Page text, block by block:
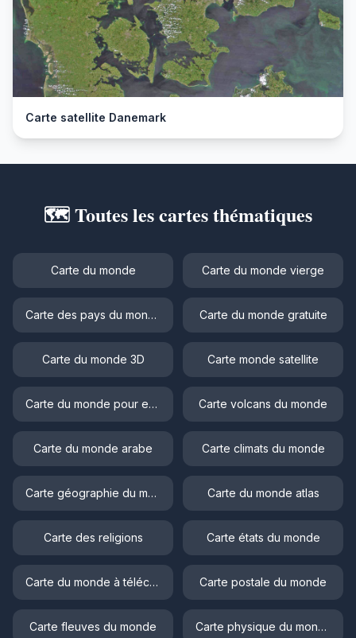
Carte satellite Danemark
🗺️ Toutes les cartes thématiques
Carte du monde Carte du monde vierge
Carte des pays du monde Carte du monde gratuite
Carte du monde 3D Carte monde satellite
Carte du monde pour enfant Carte volcans du monde
Carte du monde arabe Carte climats du monde
Carte géographie du monde Carte du monde atlas
Carte des religions Carte états du monde
Carte du monde à télécharger Carte postale du monde
Carte fleuves du monde Carte physique du monde